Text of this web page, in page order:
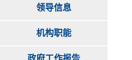
领导信息
机构职能